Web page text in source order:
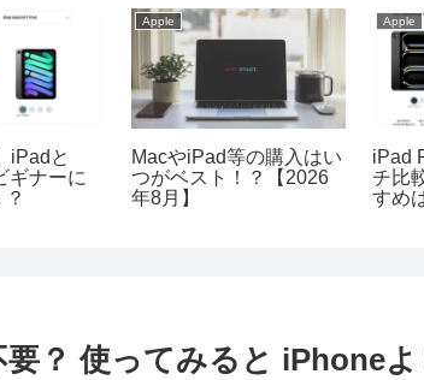
iPadと
ギナーに
Apple
MacやiPad等の購入はい
つがベスト！？【2026
年8月】
Apple
iPad
チ比
すめ
？ 使ってみると iPhoneよ